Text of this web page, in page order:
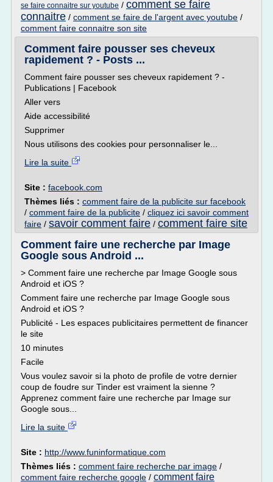
se faire connaitre sur youtube / comment se faire
connaitre / comment se faire de l'argent avec youtube /
comment faire connaitre son site
Comment faire pousser ses cheveux
rapidement ? - Posts ...
Comment faire pousser ses cheveux rapidement ? -
Publications | Facebook
Aller vers
Aide accessibilité
Supprimer
Nous utilisons des cookies pour personnaliser le...
Lire la suite
Site : facebook.com
Thèmes liés : comment faire de la publicite sur facebook
/ comment faire de la publicite / cliquez ici savoir comment
faire / savoir comment faire / comment faire site
Comment faire une recherche par Image
Google sous Android ...
> Comment faire une recherche par Image Google sous
Android et iOS ?
Comment faire une recherche par Image Google sous
Android et iOS ?
Publicité - Les espaces publicitaires permettent de financer
le site
10 minutes
Facile
Vous voulez savoir si la photo de profile de votre dernier
coup de foudre sur Tinder est vraiment la sienne ?
Apprenez comment faire une recherche par Image sur
Google sous...
Lire la suite
Site : http://www.funinformatique.com
Thèmes liés : comment faire recherche par image /
comment faire recherche google / comment faire